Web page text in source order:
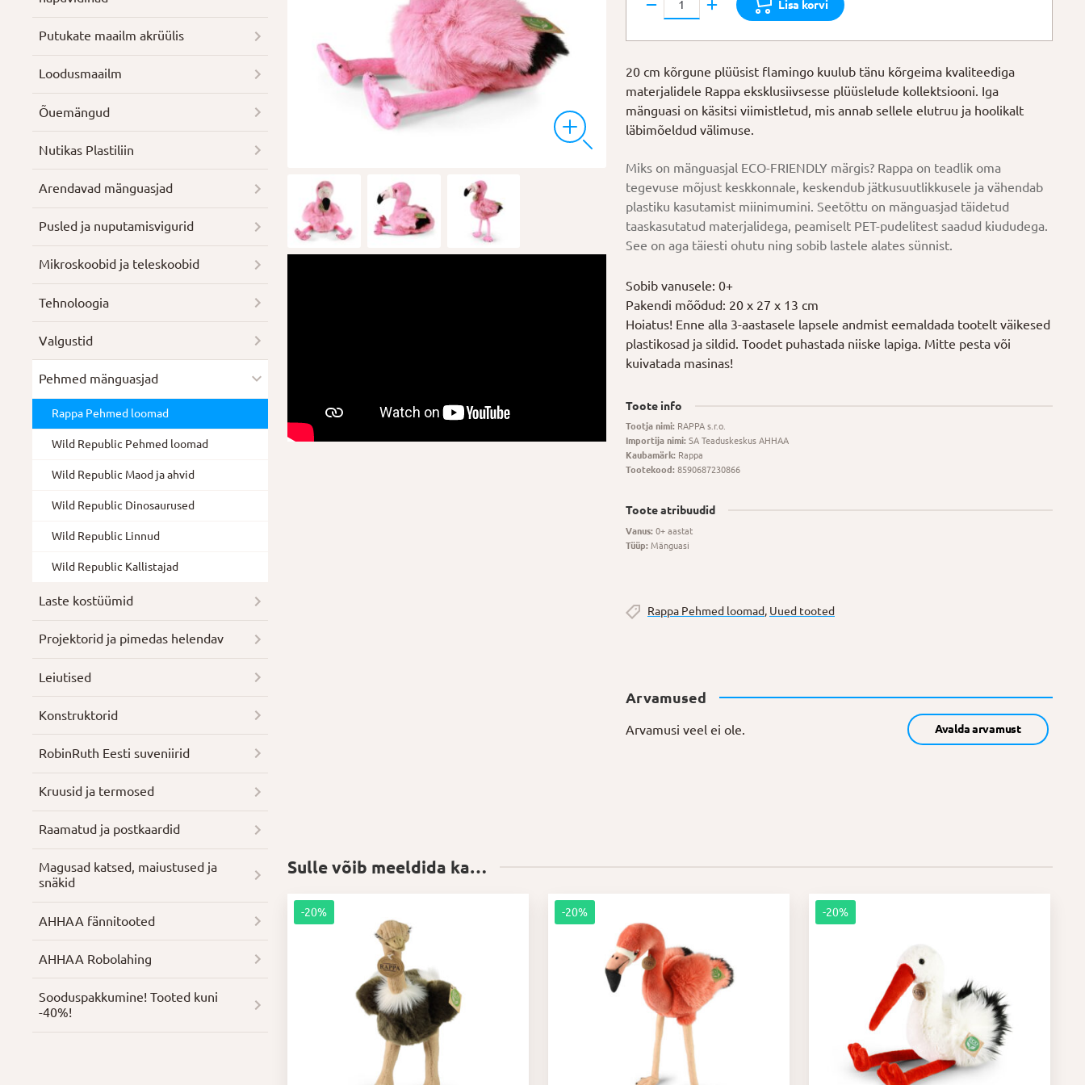
Flamingo
kogus
Lisa korvi
20 cm kõrgune plüüsist flamingo kuulub tänu kõrgeima kvaliteediga
materjalidele Rappa eksklusiivsesse plüüslelude kollektsiooni. Iga
mänguasi on käsitsi viimistletud, mis annab sellele elutruu ja hoolikalt
läbimõeldud välimuse.
Miks on mänguasjal ECO-FRIENDLY märgis? Rappa on teadlik oma
tegevuse mõjust keskkonnale, keskendub jätkusuutlikkusele ja vähendab
plastiku kasutamist miinimumini. Seetõttu on mänguasjad täidetud
taaskasutatud materjalidega, peamiselt PET-pudelitest saadud kiududega.
See on aga täiesti ohutu ning sobib lastele alates sünnist.
Sobib vanusele: 0+
Pakendi mõõdud: 20 x 27 x 13 cm
Hoiatus! Enne alla 3-aastasele lapsele andmist eemaldada tootelt väikesed
plastikosad ja sildid. Toodet puhastada niiske lapiga. Mitte pesta või
kuivatada masinas!
Toote info
Tootja nimi:RAPPA s.r.o.
Importija nimi:SA Teaduskeskus AHHAA
Kaubamärk:Rappa
Tootekood:8590687230866
Toote atribuudid
Vanus:0+ aastat
Tüüp:Mänguasi
Rappa Pehmed loomad, Uued tooted
Arvamused
Arvamusi veel ei ole. Avalda arvamust
Sulle võib meeldida ka…
-20% -20% -20%
Putukate maailm akrüülis
Loodusmaailm
Õuemängud
Nutikas Plastiliin
Arendavad mänguasjad
Pusled ja nuputamisvigurid
Mikroskoobid ja teleskoobid
Tehnoloogia
Valgustid
Pehmed mänguasjad
Rappa Pehmed loomad
Wild Republic Pehmed loomad
Wild Republic Maod ja ahvid
Wild Republic Dinosaurused
Wild Republic Linnud
Wild Republic Kallistajad
Laste kostüümid
Projektorid ja pimedas helendav
Leiutised
Konstruktorid
RobinRuth Eesti suveniirid
Kruusid ja termosed
Raamatud ja postkaardid
Magusad katsed, maiustused ja
snäkid
AHHAA fännitooted
AHHAA Robolahing
Soodus­pakkumine! Tooted kuni
-40%!